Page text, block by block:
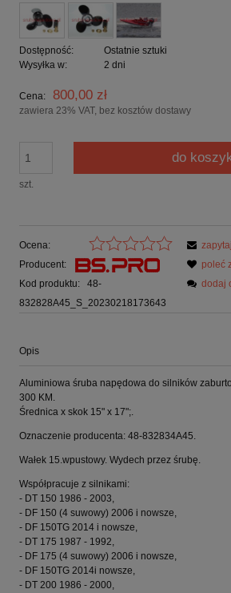
Dostępność:
Ostatnie sztuki
Wysyłka w:
2 dni
Cena: 800,00 zł
zawiera 23% VAT, bez kosztów dostawy
szt.
do
Ocena:
Producent:
Kod produktu:
48-
832828A45_S_20230218173643
poleć
dodaj
Opis
Aluminiowa śruba napędowa do silników
300 KM.
Średnica x skok 15" x 17";.
Oznaczenie producenta: 48-832834A45.
Wałek 15.wpustowy. Wydech przez śrubę.
Współpracuje z silnikami:
- DT 150 1986 - 2003,
- DF 150 (4 suwowy) 2006 i nowsze,
- DF 150TG 2014 i nowsze,
- DT 175 1987 - 1992,
- DF 175 (4 suwowy) 2006 i nowsze,
- DF 150TG 2014i nowsze,
- DT 200 1986 - 2000,